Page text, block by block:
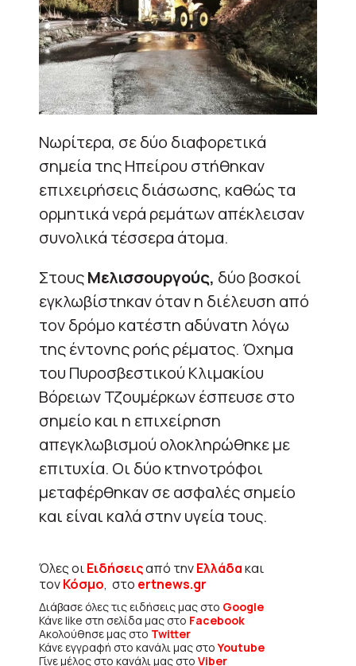
Νωρίτερα, σε δύο διαφορετικά
σημεία της Ηπείρου στήθηκαν
επιχειρήσεις διάσωσης, καθώς τα
ορμητικά νερά ρεμάτων απέκλεισαν
συνολικά τέσσερα άτομα.
ΣτουςΜελισσουργούς, δύο βοσκοί
εγκλωβίστηκαν όταν η διέλευση από
τον δρόμο κατέστη αδύνατη λόγω
της έντονης ροής ρέματος. Όχημα
του Πυροσβεστικού Κλιμακίου
Βόρειων Τζουμέρκων έσπευσε στο
σημείο και η επιχείρηση
απεγκλωβισμού ολοκληρώθηκε με
επιτυχία. Οι δύο κτηνοτρόφοι
μεταφέρθηκαν σε ασφαλές σημείο
και είναι καλά στην υγεία τους.
Όλες οιΕιδήσειςαπό τηνΕλλάδακαι
τονΚόσμο, στο ertnews.gr
Διάβασε όλες τις ειδήσεις μας στο Google
Κάνε like στη σελίδα μας στο Facebook
Ακολούθησε μας στο Twitter
Κάνε εγγραφή στο κανάλι μας στοYoutube
Γίνε μέλος στο κανάλι μας στο Viber